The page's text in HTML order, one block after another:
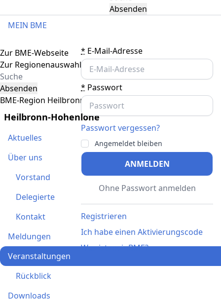
Absenden
MEIN BME
* E-Mail-Adresse
* Passwort
Passwort vergessen?
Angemeldet bleiben
ANMELDEN
Ohne Passwort anmelden
Registrieren
Ich habe einen Aktivierungscode
Was ist meinBME?
Toggle navigation
Zur BME-Webseite
Zur Regionenauswahl
Absenden
BME-Region Heilbronn-Hohenlohe
Heilbronn-Hohenlohe
Aktuelles
Über uns
Vorstand
Delegierte
Kontakt
Meldungen
Veranstaltungen
Rückblick
Downloads